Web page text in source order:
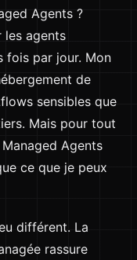
Agents ?
les agents
fois par jour. Mon
de
sensibles que
Mais pour tout
Agents
ce que je peux
différent. La
rassure